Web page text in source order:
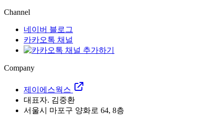
Channel
네이버 블로그
카카오톡 채널
Company
제이에스웍스
대표자. 김중환
서울시 마포구 양화로 64, 8층